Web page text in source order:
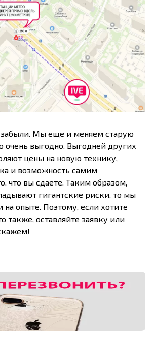
забыли. Мы еще и меняем старую
очень выгодно. Выгодней других
цены на новую технику,
и возможность самим
что вы сдаете. Таким образом,
гигантские риски, то мы
на опыте. Поэтому, если хотите
также, оставляйте заявку или